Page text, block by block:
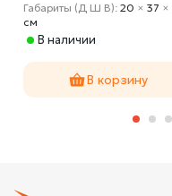
Габариты (Д Ш В): 20 × 37 ×
cм
В наличии
В корзину